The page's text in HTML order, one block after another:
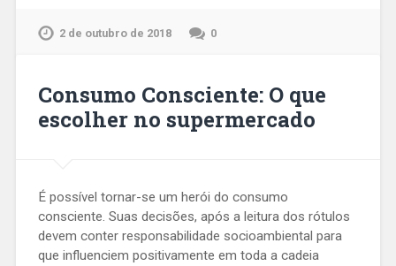
2 de outubro de 2018 0
Consumo Consciente: O que
escolher no supermercado
É possível tornar-se um herói do consumo
consciente. Suas decisões, após a leitura dos rótulos
devem conter responsabilidade socioambiental para
que influenciem positivamente em toda a cadeia